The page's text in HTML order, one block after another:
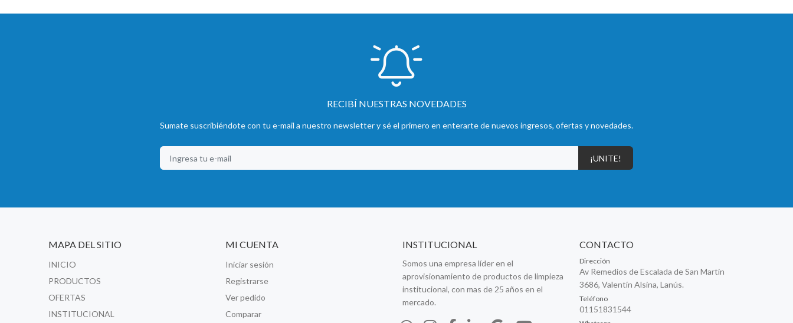
RECIBÍ NUESTRAS NOVEDADES
Sumate suscribiéndote con tu e-mail a nuestro newsletter y sé el primero en enterarte de nuevos ingresos, ofertas y novedades.
¡UNITE!
MAPA DEL SITIO
INICIO
PRODUCTOS
OFERTAS
INSTITUCIONAL
MI CUENTA
Iniciar sesión
Registrarse
Ver pedido
Comparar
INSTITUCIONAL
Somos una empresa líder en el
aprovisionamiento de productos de limpieza
institucional, con mas de 25 años en el
mercado.
CONTACTO
Dirección
Av Remedios de Escalada de San Martin
3686, Valentín Alsina, Lanús.
Teléfono
01151831544